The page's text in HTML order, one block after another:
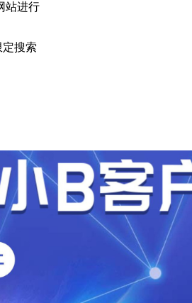
站进行
定搜索